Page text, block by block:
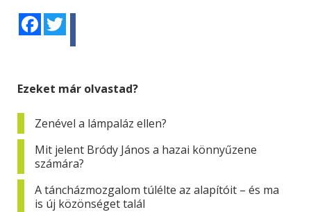
Facebook
Ezeket már olvastad?
Zenével a lámpaláz ellen?
Mit jelent Bródy János a hazai könnyűzene
számára?
A táncházmozgalom túlélte az alapítóit – és ma
is új közönséget talál